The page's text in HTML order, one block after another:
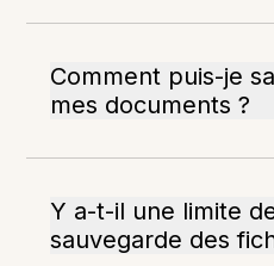
Comment puis-je
mes documents ?
Y a-t-il une limite
sauvegarde des